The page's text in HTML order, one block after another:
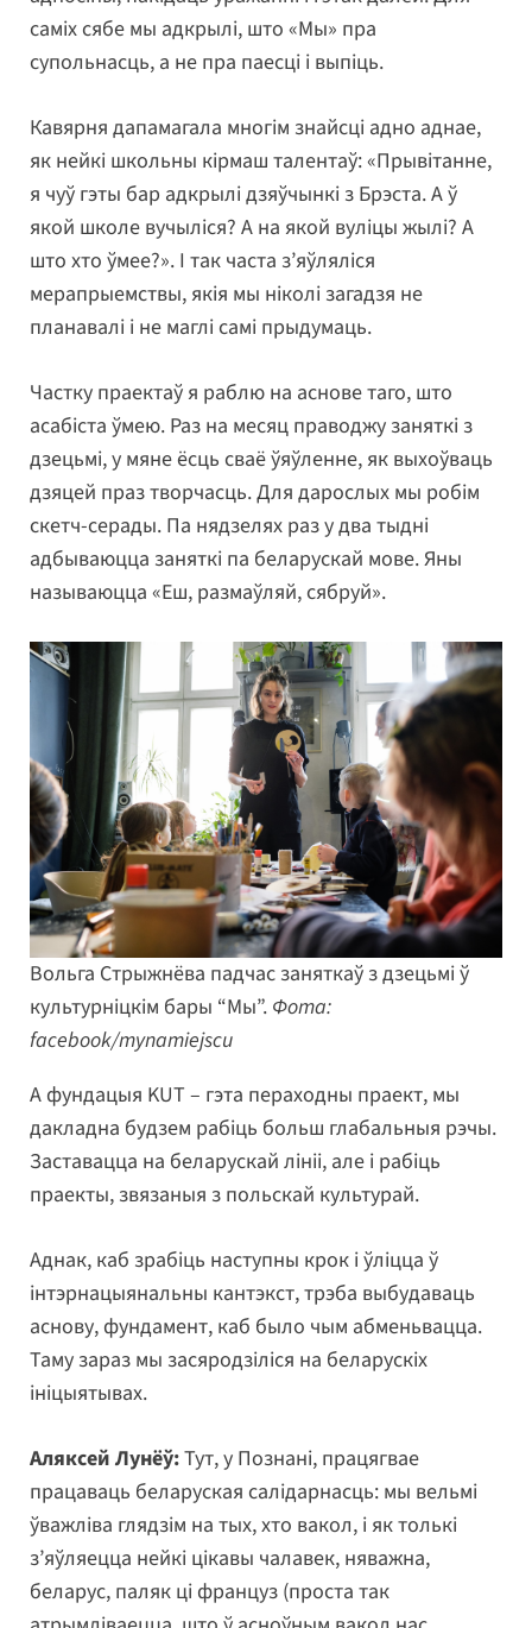
саміх сябе мы адкрылі, што «Мы» пра
супольнасць, а не пра паесці і выпіць.
Кавярня дапамагала многім знайсці адно аднае,
як нейкі школьны кірмаш талентаў: «Прывітанне,
я чуў гэты бар адкрылі дзяўчынкі з Брэста. А ў
якой школе вучыліся? А на якой вуліцы жылі? А
што хто ўмее?». І так часта з’яўляліся
мерапрыемствы, якія мы ніколі загадзя не
планавалі і не маглі самі прыдумаць.
Частку праектаў я раблю на аснове таго, што
асабіста ўмею. Раз на месяц праводжу заняткі з
дзецьмі, у мяне ёсць сваё ўяўленне, як выхоўваць
дзяцей праз творчасць. Для дарослых мы робім
скетч-серады. Па нядзелях раз у два тыдні
адбываюцца заняткі па беларускай мове. Яны
называюцца «Еш, размаўляй, сябруй».
Вольга Стрыжнёва падчас заняткаў з дзецьмі ў
культурніцкім бары “Мы”. Фота:
facebook/mynamiejscu
А фундацыя KUT – гэта пераходны праект, мы
дакладна будзем рабіць больш глабальныя рэчы.
Заставацца на беларускай лініі, але і рабіць
праекты, звязаныя з польскай культурай.
Аднак, каб зрабіць наступны крок і ўліцца ў
інтэрнацыянальны кантэкст, трэба выбудаваць
аснову, фундамент, каб было чым абменьвацца.
Таму зараз мы засяродзіліся на беларускіх
ініцыятывах.
Аляксей Лунёў:Тут, у Познані, працягвае
працаваць беларуская салідарнасць: мы вельмі
ўважліва глядзім на тых, хто вакол, і як толькі
з’яўляецца нейкі цікавы чалавек, няважна,
беларус, паляк ці француз (проста так